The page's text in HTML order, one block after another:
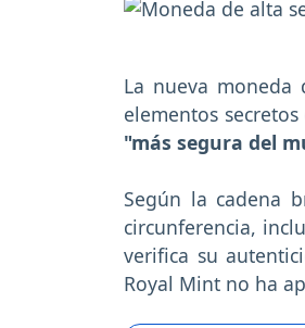
La nueva
elementos
"más segura del
Según la cadena
circunferencia,
verifica su
Royal Mint no ha